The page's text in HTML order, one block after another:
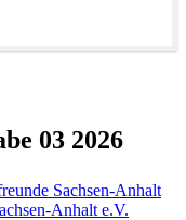
03 2026
Sachsen-Anhalt
Anhalt e.V.